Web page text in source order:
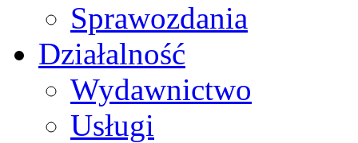
Sprawozdania
Działalność
Wydawnictwo
Usługi